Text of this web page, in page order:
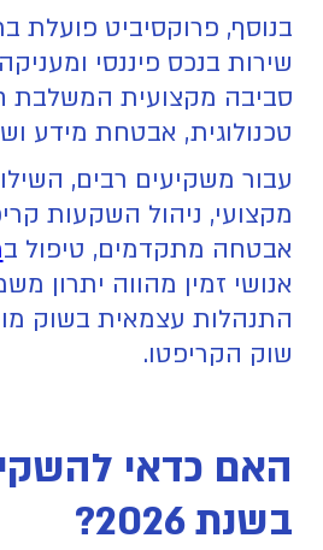
בנוסף, פרוקסיביט פועלת
שירות בנכס פיננסי
סביבה מקצועית המשלבת
טכנולוגית, אבטחת מידע
עבור משקיעים רבים, השילוב
מקצועי, ניהול השקעות
אבטחה מתקדמים, טיפול ב
אנושי זמין מהווה יתרון
התנהלות עצמאית בשוק
שוק הקריפטו.
האם כדאי
בשנת 2026?